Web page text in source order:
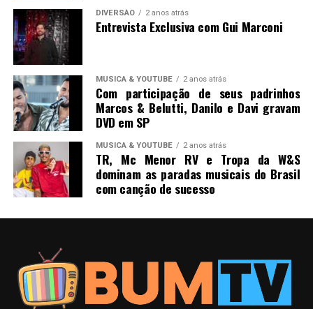
DIVERSÃO 2 anos atrás
Entrevista Exclusiva com Gui Marconi
MUSICA & YOUTUBE 2 anos atrás
Com participação de seus padrinhos
Marcos & Belutti, Danilo e Davi gravam
DVD em SP
MUSICA & YOUTUBE 2 anos atrás
TR, Mc Menor RV e Tropa da W&S
dominam as paradas musicais do Brasil
com canção de sucesso